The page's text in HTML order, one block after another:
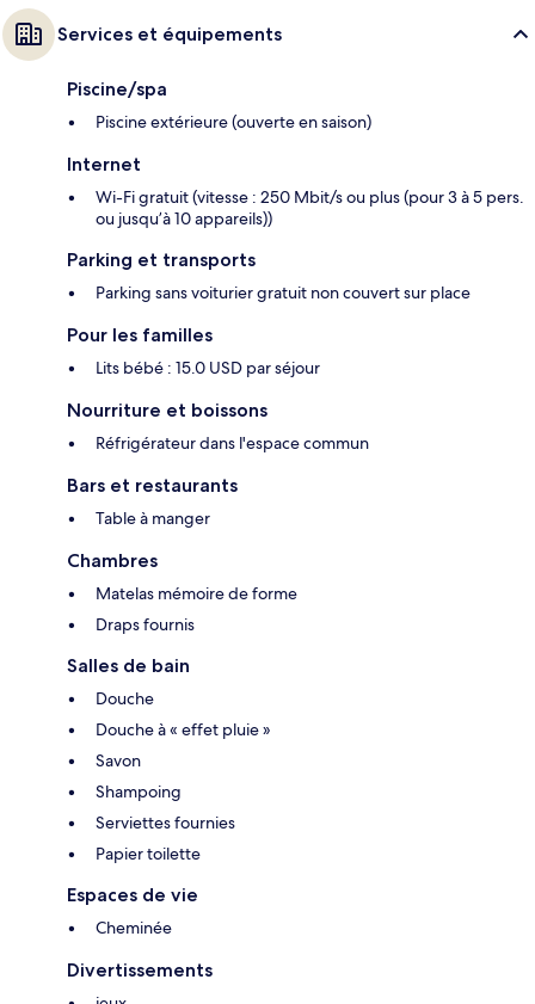
Services et équipements
Piscine/spa
Piscine extérieure (ouverte en saison)
Internet
Wi-Fi gratuit (vitesse : 250 Mbit/s ou plus (pour 3 à 5 pers.
ou jusqu’à 10 appareils))
Parking et transports
Parking sans voiturier gratuit non couvert sur place
Pour les familles
Lits bébé : 15.0 USD par séjour
Nourriture et boissons
Réfrigérateur dans l'espace commun
Bars et restaurants
Table à manger
Chambres
Matelas mémoire de forme
Draps fournis
Salles de bain
Douche
Douche à « effet pluie »
Savon
Shampoing
Serviettes fournies
Papier toilette
Espaces de vie
Cheminée
Divertissements